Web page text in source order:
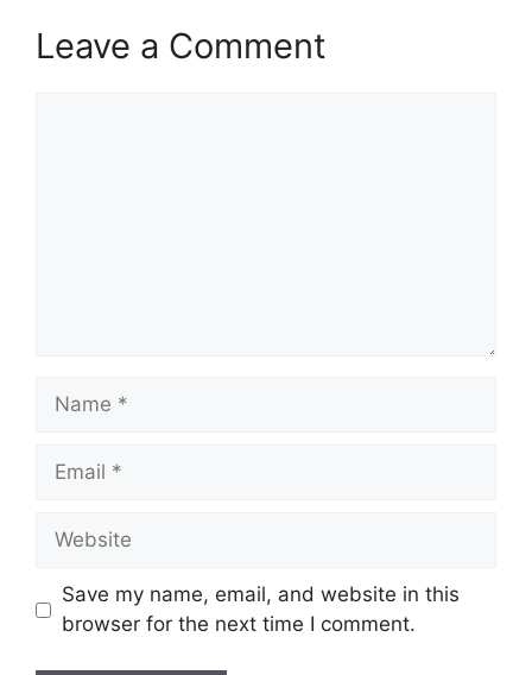
Leave a Comment
Name
Email
Website
Save my name, email, and website in this
browser for the next time I comment.